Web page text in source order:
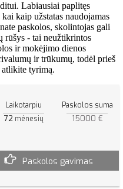
Labiausiai paplitęs
kaip užstatas naudojamas
paskolos, skolintojas gali
rūšys - tai neužtikrintos
ir mokėjimo dienos
ir trūkumų, todėl prieš
atlikite tyrimą.
Laikotarpiu
72mėnesių
Paskolos suma
15000 €
Paskolos gavimas